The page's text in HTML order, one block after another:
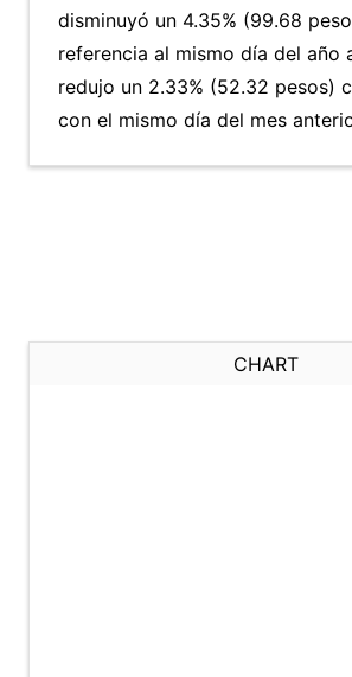
disminuyó un 4.35% (99.68
referencia al mismo día del año
redujo un 2.33% (52.32 pesos)
con el mismo día del mes
CHART